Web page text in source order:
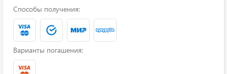
Способы получения:
Варианты погашения: